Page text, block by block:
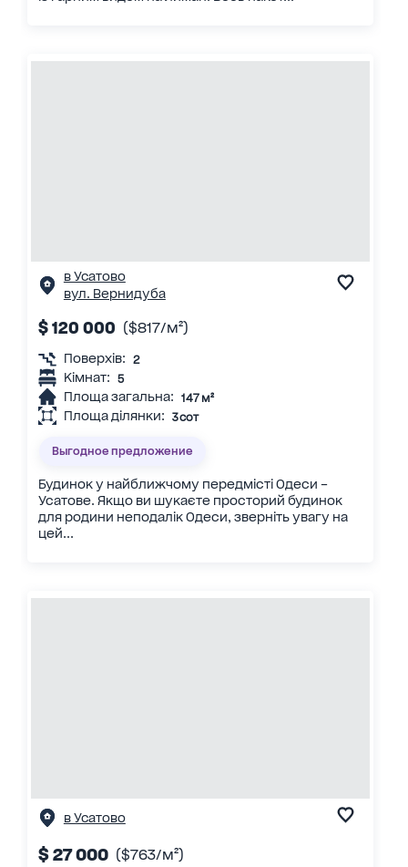
в Усатово
вул. Вернидуба
$ 120 000 ($817/м²)
Поверхів: 2
Кімнат: 5
Площа загальна: 147 м²
Площа ділянки: 3 сот
Выгодное предложение
Будинок у найближчому передмісті Одеси –
Усатове. Якщо ви шукаєте просторий будинок
для родини неподалік Одеси, зверніть увагу на
цей...
в Усатово
$ 27 000 ($763/м²)